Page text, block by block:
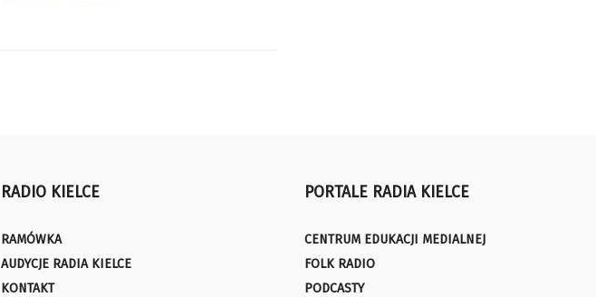
RADIO KIELCE
RAMÓWKA
AUDYCJE RADIA KIELCE
KONTAKT
PORTALE RADIA KIELCE
CENTRUM EDUKACJI MEDIALNEJ
FOLK RADIO
PODCASTY